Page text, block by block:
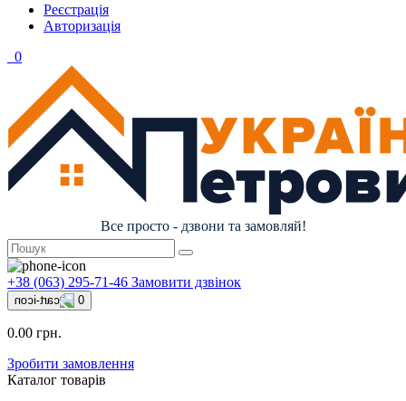
Реєстрація
Авторизація
0
Все просто - дзвони та замовляй!
+38 (063) 295-71-46 Замовити дзвінок
0
0.00 грн.
Зробити замовлення
Каталог товарів